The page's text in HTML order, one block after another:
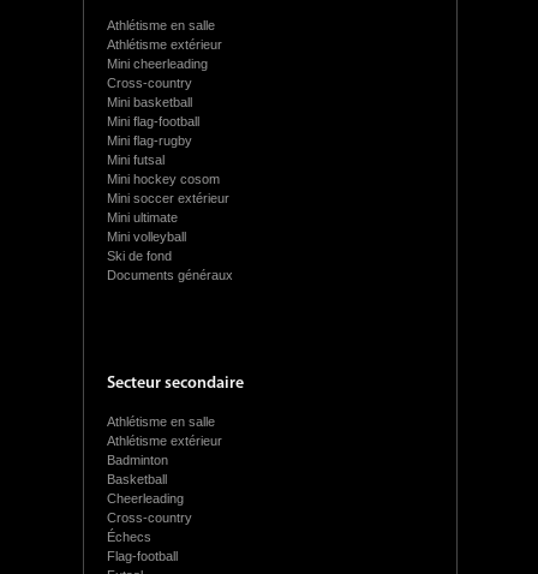
Athlétisme en salle
Athlétisme extérieur
Mini cheerleading
Cross-country
Mini basketball
Mini flag-football
Mini flag-rugby
Mini futsal
Mini hockey cosom
Mini soccer extérieur
Mini ultimate
Mini volleyball
Ski de fond
Documents généraux
Secteur secondaire
Athlétisme en salle
Athlétisme extérieur
Badminton
Basketball
Cheerleading
Cross-country
Échecs
Flag-football